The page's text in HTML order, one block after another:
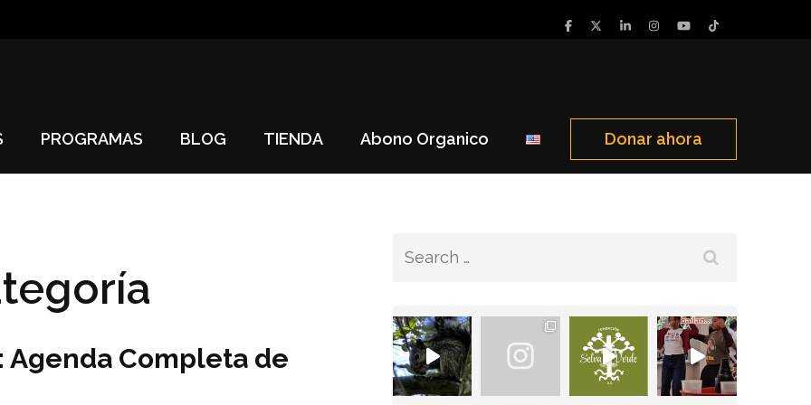
PROGRAMAS BLOG TIENDA Abono Organico Donar ahora
Agenda Completa de
Search